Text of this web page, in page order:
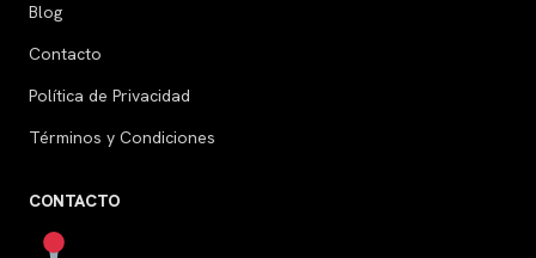
Blog
Contacto
Política de Privacidad
Términos y Condiciones
CONTACTO